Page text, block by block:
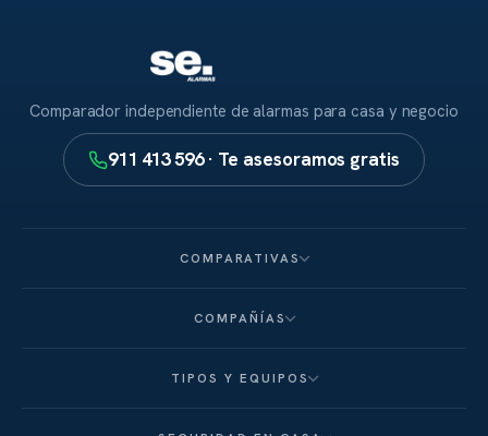
Comparador independiente de alarmas para casa y negocio
911 413 596 · Te asesoramos gratis
COMPARATIVAS
COMPAÑÍAS
TIPOS Y EQUIPOS